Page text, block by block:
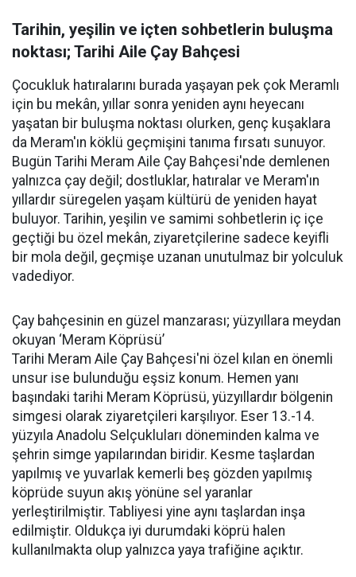
Tarihin, yeşilin ve içten sohbetlerin buluşma
noktası; Tarihi Aile Çay Bahçesi
Çocukluk hatıralarını burada yaşayan pek çok Meramlı
için bu mekân, yıllar sonra yeniden aynı heyecanı
yaşatan bir buluşma noktası olurken, genç kuşaklara
da Meram'ın köklü geçmişini tanıma fırsatı sunuyor.
Bugün Tarihi Meram Aile Çay Bahçesi'nde demlenen
yalnızca çay değil; dostluklar, hatıralar ve Meram'ın
yıllardır süregelen yaşam kültürü de yeniden hayat
buluyor. Tarihin, yeşilin ve samimi sohbetlerin iç içe
geçtiği bu özel mekân, ziyaretçilerine sadece keyifli
bir mola değil, geçmişe uzanan unutulmaz bir yolculuk
vadediyor.
Çay bahçesinin en güzel manzarası; yüzyıllara meydan
okuyan ‘Meram Köprüsü’
Tarihi Meram Aile Çay Bahçesi'ni özel kılan en önemli
unsur ise bulunduğu eşsiz konum. Hemen yanı
başındaki tarihi Meram Köprüsü, yüzyıllardır bölgenin
simgesi olarak ziyaretçileri karşılıyor. Eser 13.-14.
yüzyıla Anadolu Selçukluları döneminden kalma ve
şehrin simge yapılarından biridir. Kesme taşlardan
yapılmış ve yuvarlak kemerli beş gözden yapılmış
köprüde suyun akış yönüne sel yaranlar
yerleştirilmiştir. Tabliyesi yine aynı taşlardan inşa
edilmiştir. Oldukça iyi durumdaki köprü halen
kullanılmakta olup yalnızca yaya trafiğine açıktır.